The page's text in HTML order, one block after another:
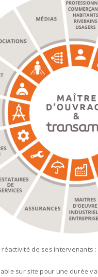
de ses intervenants :
sur site pour une durée